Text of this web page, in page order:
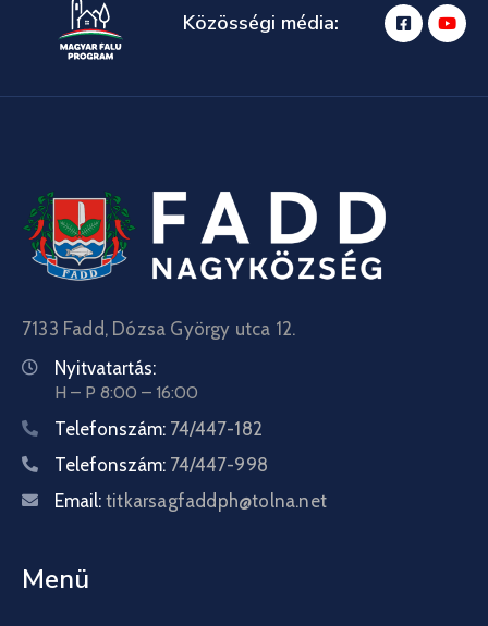
Közösségi média:
7133 Fadd, Dózsa György utca 12.
Nyitvatartás:
H – P 8:00 – 16:00
Telefonszám: 74/447-182
Telefonszám: 74/447-998
Email: titkarsagfaddph@tolna.net
Menü